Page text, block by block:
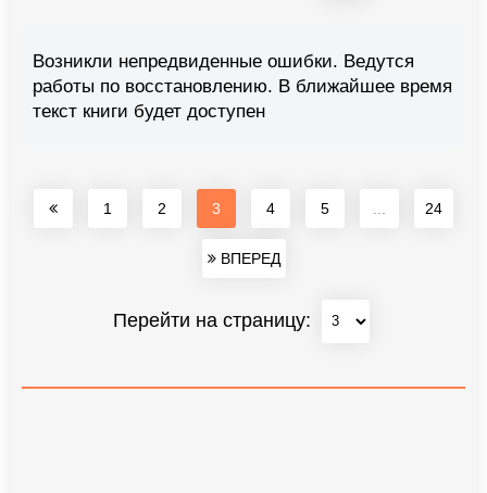
Возникли непредвиденные ошибки. Ведутся
работы по восстановлению. В ближайшее время
текст книги будет доступен
1 2 3 4 5 24
ВПЕРЕД
Перейти на страницу: